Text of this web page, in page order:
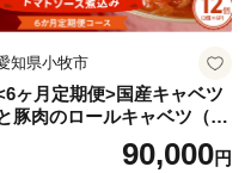
・カー氏が監修し、築
ーションした古民家ステ
知県小牧市
ヶ月定期便>国産キャベツ
豚肉のロールキャベツ（6P
90,000円